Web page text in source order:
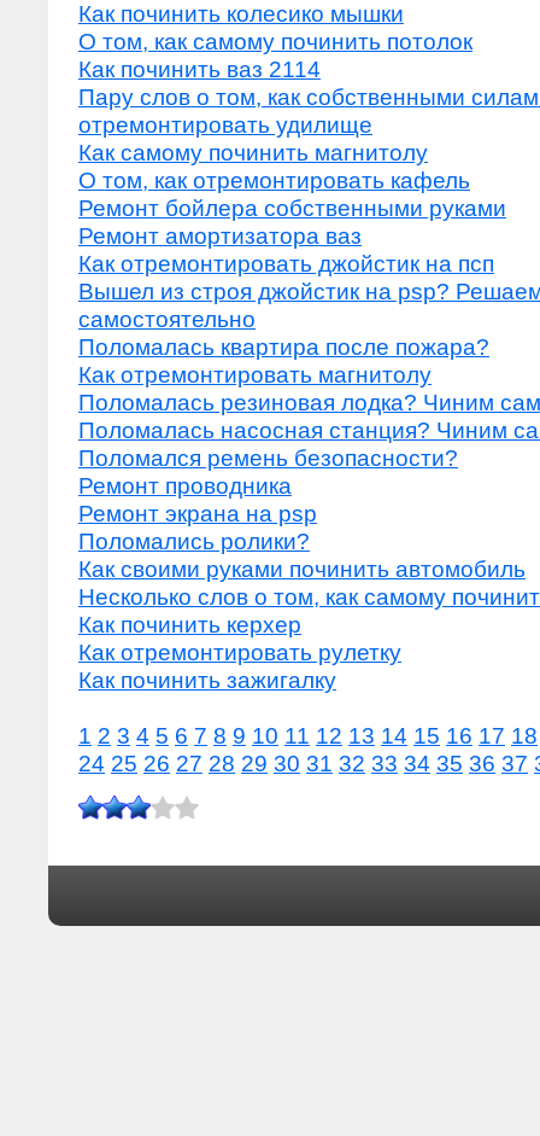
Как починить колесико мышки
О том, как самому починить потолок
Как починить ваз 2114
Пару слов о том, как собственными
отремонтировать удилище
Как самому починить магнитолу
О том, как отремонтировать кафель
Ремонт бойлера собственными руками
Ремонт амортизатора ваз
Как отремонтировать джойстик на псп
Вышел из строя джойстик на psp?
самостоятельно
Поломалась квартира после пожара?
Как отремонтировать магнитолу
Поломалась резиновая лодка? Чиним
Поломалась насосная станция? Чиним
Поломался ремень безопасности?
Ремонт проводника
Ремонт экрана на psp
Поломались ролики?
Как своими руками починить автомобиль
Несколько слов о том, как самому
Как починить керхер
Как отремонтировать рулетку
Как починить зажигалку
1 2 3 4 5 6 7 8 9 10 11 12 13 14 15 16 17 18
24 25 26 27 28 29 30 31 32 33 34 35 36 37